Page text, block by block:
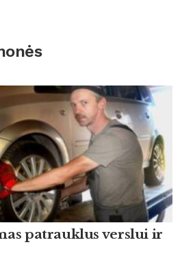
patrauklus verslui ir